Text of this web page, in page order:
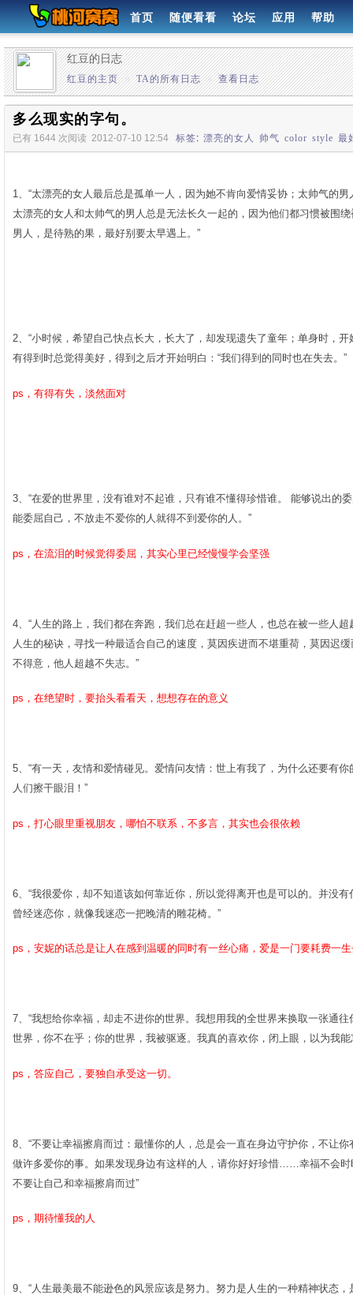
首页 随便看看 论坛 应用 帮助
红豆的日志
红豆的主页 » TA的所有日志 » 查看日志
多么现实的字句。
已有 1644 次阅读 2012-07-10 12:54 标签: 漂亮的女人 帅气 color style 最
1、“太漂亮的女人最后总是孤单一人，因为她不肯向爱情妥协；太帅气的
太漂亮的女人和太帅气的男人总是无法长久一起的，因为他们都习惯被围
男人，是待熟的果，最好别要太早遇上。”­
2、“小时候，希望自己快点长大，长大了，却发现遗失了童年；单身时，
有得到时总觉得美好，得到之后才开始明白：“我们得到的同时也在失去。”­
ps，有得有失，淡然面对
3、“在爱的世界里，没有谁对不起谁，只有谁不懂得珍惜谁。 能够说出的
能委屈自己，不放走不爱你的人就得不到爱你的人。”­
ps，在流泪的时候觉得委屈，其实心里已经慢慢学会坚强
4、“人生的路上，我们都在奔跑，我们总在赶超一些人，也总在被一些人
人生的秘诀，寻找一种最适合自己的速度，莫因疾进而不堪重荷，莫因迟
不得意，他人超越不失志。”­
ps，在绝望时，要抬头看看天，想想存在的意义
5、“有一天，友情和爱情碰见。爱情问友情：世上有我了，为什么还要有
人们擦干眼泪！”­
ps，打心眼里重视朋友，哪怕不联系，不多言，其实也会很依赖
6、“我很爱你，却不知道该如何靠近你，所以觉得离开也是可以的。并没
曾经迷恋你，就像我迷恋一把晚清的雕花椅。”­
ps，安妮的话总是让人在感到温暖的同时有一丝心痛，爱是一门要耗费一
7、“我想给你幸福，却走不进你的世界。我想用我的全世界来换取一张通
世界，你不在乎；你的世界，我被驱逐。我真的喜欢你，闭上眼，以为我
ps，答应自己，要独自承受这一切。
8、“不要让幸福擦肩而过：最懂你的人，总是会一直在身边守护你，不让
做许多爱你的事。如果发现身边有这样的人，请你好好珍惜……幸福不会
不要让自己和幸福擦肩而过”­
ps，期待懂我的人
9、“人生最美最不能逊色的风景应该是努力。努力是人生的一种精神状态